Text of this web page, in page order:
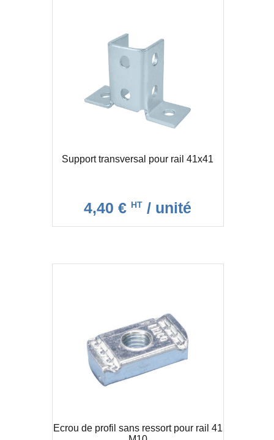
Omega pour rail 41x21
Omega pour rail 41x41
Support transversal pour rail 41x41
4,40 € HT / unité
Ecrou de profil sans ressort pour rail 41